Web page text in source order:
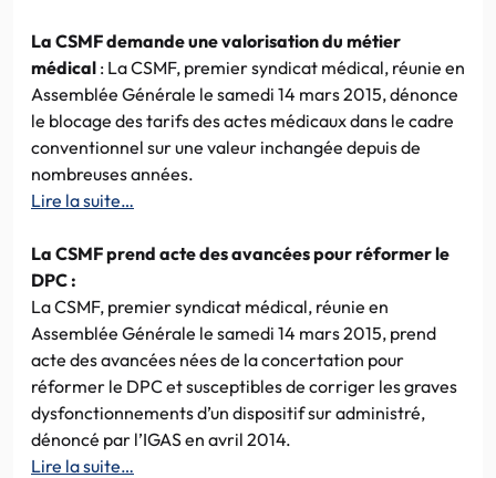
La CSMF demande une valorisation du métier
médical : La CSMF, premier syndicat médical, réunie en
Assemblée Générale le samedi 14 mars 2015, dénonce
le blocage des tarifs des actes médicaux dans le cadre
conventionnel sur une valeur inchangée depuis de
nombreuses années.
Lire la suite…
La CSMF prend acte des avancées pour réformer le
DPC :
La CSMF, premier syndicat médical, réunie en
Assemblée Générale le samedi 14 mars 2015, prend
acte des avancées nées de la concertation pour
réformer le DPC et susceptibles de corriger les graves
dysfonctionnements d’un dispositif sur administré,
dénoncé par l’IGAS en avril 2014.
Lire la suite…